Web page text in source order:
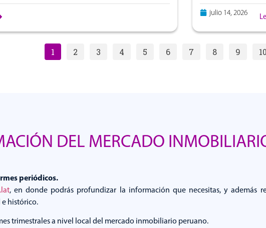
La vigencia
julio 14, 2026
1 2 3 4 5 6 7 8 9 10
DEL MERCADO
periódicos.
, en donde podrás profundizar la información que necesitas, y además
histórico.
trimestrales a nivel local del mercado inmobiliario peruano.